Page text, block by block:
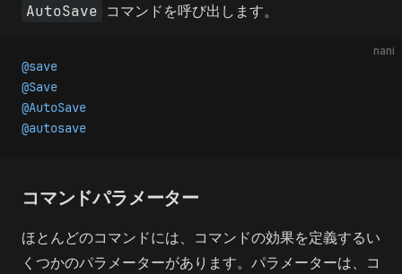
AutoSave コマンドを呼び出します。
nani
@save
@Save
@AutoSave
@autosave
コマンドパラメーター
ほとんどのコマンドには、コマンドの効果を定義するい
くつかのパラメーターがあります。パラメーターは、コ